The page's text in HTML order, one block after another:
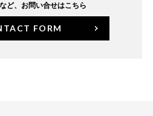
ど、 お問い合せはこちら
FORM